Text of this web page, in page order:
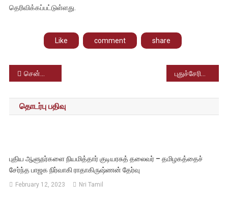
தெரிவிக்கப்பட்டுள்ளது.
Like comment share
Post
navigation
சென்னை சேப்பாக்கம் கிரிக்கெட் மைதானத்தில் அமைக்கப்பட்டுள்ள புதிய கேலரியை முதலமைச்சர் மு.க.ஸ்டலின் திறந்து வைத்தார்
தொடர்பு பதிவு
புதிய ஆளுநர்களை நியமித்தார் குடியரசுத் தலைவர் – தமிழகத்தைச்
சேர்ந்த பாஜக நிர்வாகி ராதாகிருஷ்ணன் தேர்வு
February 12, 2023 Nri Tamil